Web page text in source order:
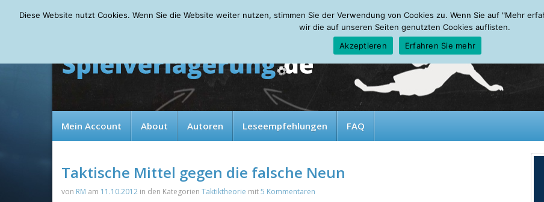
Friday, 07.08.2026
Mein Account About Autoren Leseempfehlungen FAQ
Taktische Mittel gegen die falsche Neun
von RM am 11.10.2012 in den Kategorien Taktiktheorie mit5 Kommentaren
Diese Website nutzt Cookies. Wenn Sie die Website weiter nutzen, stimmen Sie der Verwendung von Cookies zu. Wenn Sie auf "Mehr
wir die auf unseren Seiten genutzten Cookies auflisten.
Akzeptieren
Erfahren Sie mehr